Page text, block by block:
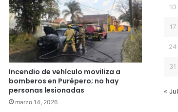
Incendio de vehículo moviliza a
bomberos en Purépero; no hay
personas lesionadas
marzo 14, 2026
10
17
24
31
« Jul